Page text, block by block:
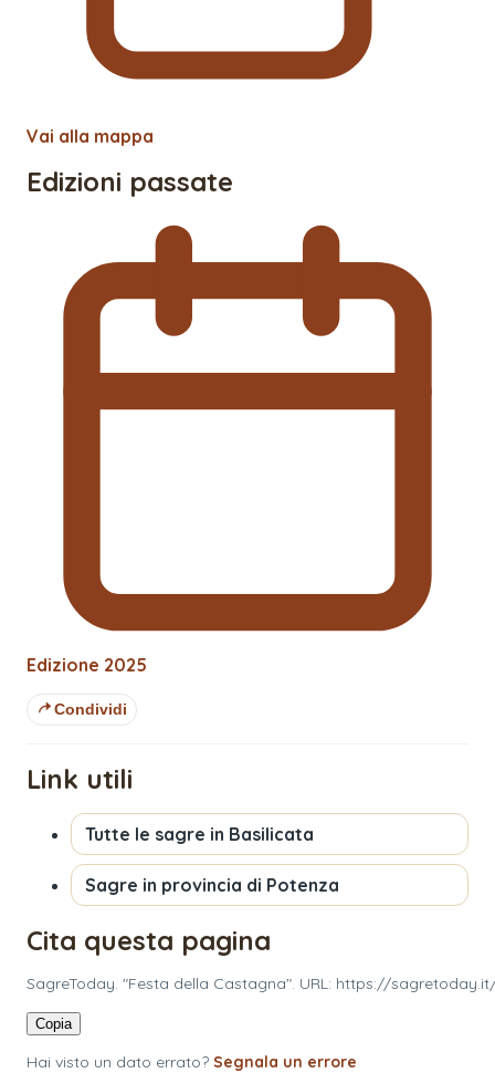
Vai alla mappa
Edizioni passate
Edizione 2025
Condividi
Link utili
Tutte le sagre in Basilicata
Sagre in provincia di Potenza
Cita questa pagina
SagreToday. "Festa della Castagna". URL: https://
Copia
Hai visto un dato errato? Segnala un errore